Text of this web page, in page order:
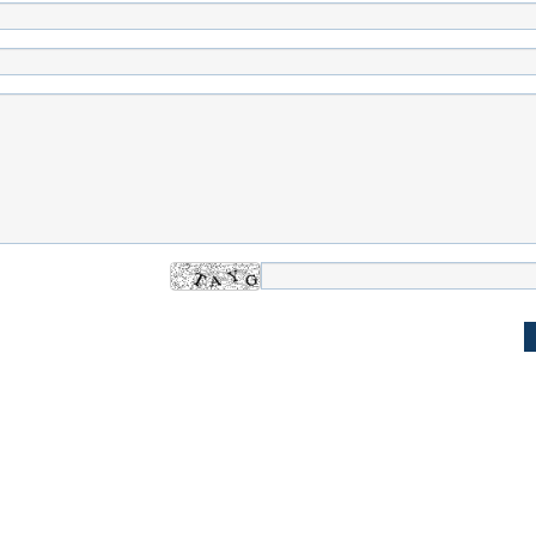
رفسنجانی درباره پذیرش قطع نامه۵۹۸
ببینید|